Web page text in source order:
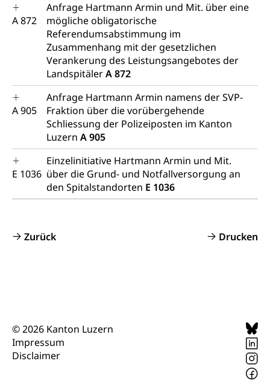
A 872
Anfrage Hartmann Armin und Mit. über eine
mögliche obligatorische
Referendumsabstimmung im
Zusammenhang mit der gesetzlichen
Verankerung des Leistungsangebotes der
LandspitälerA 872
A 905
Anfrage Hartmann Armin namens der SVP-
Fraktion über die vorübergehende
Schliessung der Polizeiposten im Kanton
Luzern A 905
E 1036
Einzelinitiative Hartmann Armin und Mit.
über die Grund- und Notfallversorgung an
den Spitalstandorten E 1036
Zurück Drucken
© 2026 Kanton Luzern
Impressum
Disclaimer